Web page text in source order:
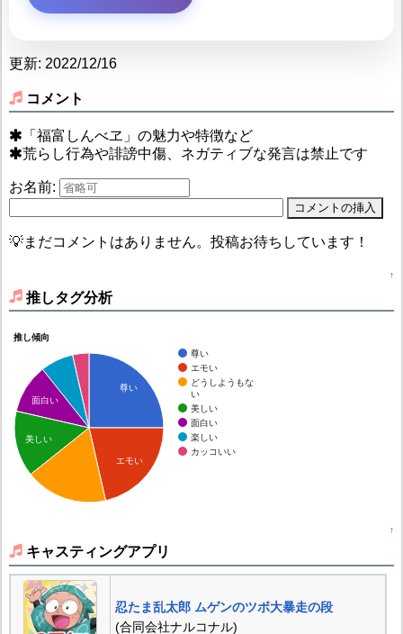
更新: 2022/12/16
コメント
「福富しんべヱ」の魅力や特徴など
荒らし行為や誹謗中傷、ネガティブな発言は禁止です
お名前:
💡まだコメントはありません。投稿お待ちしています！
↑
推しタグ分析
推し傾向
尊い
エモい
どうしようもな
い
美しい
面白い
楽しい
カッコいい
尊い
エモい
面白い
美しい
↑
キャスティングアプリ
忍たま乱太郎 ムゲンのツボ大暴走の段
(合同会社ナルコナル)